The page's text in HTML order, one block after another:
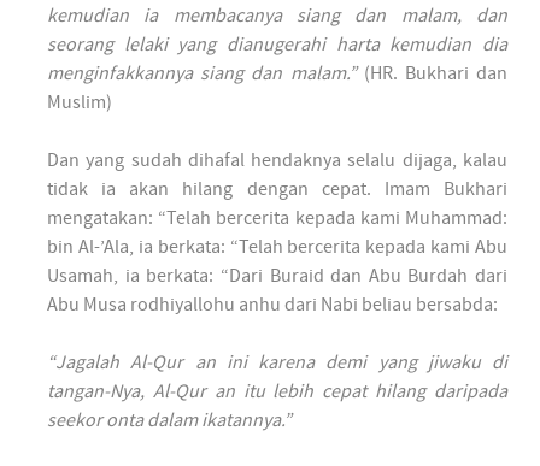
kemudian ia membacanya siang dan malam, dan
seorang lelaki yang dianugerahi harta kemudian dia
menginfakkannya siang dan malam.”(HR. Bukhari dan
Muslim)
Dan yang sudah dihafal hendaknya selalu dijaga, kalau
tidak ia akan hilang dengan cepat. Imam Bukhari
mengatakan: “Telah bercerita kepada kami Muhammad:
bin Al-’Ala, ia berkata: “Telah bercerita kepada kami Abu
Usamah, ia berkata: “Dari Buraid dan Abu Burdah dari
Abu Musa rodhiyallohu anhu dari Nabi beliau bersabda:
“Jagalah Al-Qur an ini karena demi yang jiwaku di
tangan-Nya, Al-Qur an itu lebih cepat hilang daripada
seekor onta dalam ikatannya.”